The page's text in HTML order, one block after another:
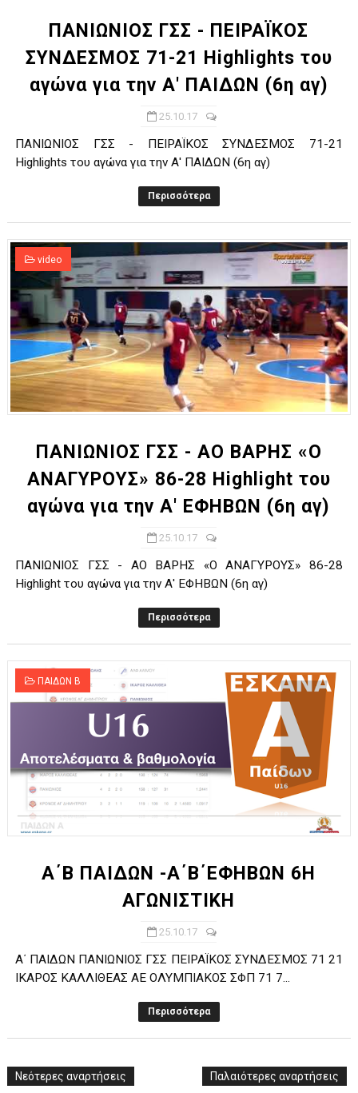
ΠΑΝΙΩΝΙΟΣ ΓΣΣ - ΠΕΙΡΑΪΚΟΣ
ΣΥΝΔΕΣΜΟΣ 71-21 Highlights του
αγώνα για την Α' ΠΑΙΔΩΝ (6η αγ)
25.10.17
ΠΑΝΙΩΝΙΟΣ ΓΣΣ - ΠΕΙΡΑΪΚΟΣ ΣΥΝΔΕΣΜΟΣ 71-21
Highlights του αγώνα για την Α' ΠΑΙΔΩΝ (6η αγ)
Περισσότερα
video
ΠΑΝΙΩΝΙΟΣ ΓΣΣ - ΑΟ ΒΑΡΗΣ «Ο
ΑΝΑΓΥΡΟΥΣ» 86-28 Highlight του
αγώνα για την Α' ΕΦΗΒΩΝ (6η αγ)
25.10.17
ΠΑΝΙΩΝΙΟΣ ΓΣΣ - ΑΟ ΒΑΡΗΣ «Ο ΑΝΑΓΥΡΟΥΣ» 86-28
Highlight του αγώνα για την Α' ΕΦΗΒΩΝ (6η αγ)
Περισσότερα
ΠΑΙΔΩΝ Β
Α΄Β ΠΑΙΔΩΝ -Α΄Β΄ΕΦΗΒΩΝ 6Η
ΑΓΩΝΙΣΤΙΚΗ
25.10.17
Α΄ ΠΑΙΔΩΝ ΠΑΝΙΩΝΙΟΣ ΓΣΣ ΠΕΙΡΑΪΚΟΣ ΣΥΝΔΕΣΜΟΣ 71 21
ΙΚΑΡΟΣ ΚΑΛΛΙΘΕΑΣ ΑΕ ΟΛΥΜΠΙΑΚΟΣ ΣΦΠ 71 7...
Περισσότερα
Νεότερες αναρτήσεις Παλαιότερες αναρτήσεις